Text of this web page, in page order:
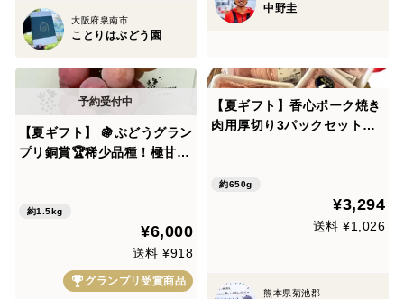
大阪府泉南市
ことりはぶどう園
中野圭
【夏ギフト】 🍇ぶどうグラン
プリ銅賞🏆稀少品種！極甘ク
約1.5kg
¥6,000
送料 ¥918
グランプリ受賞商品
【夏ギフト】香心ポーク焼き
肉用厚切り3パックセット（6
約650g
¥3,294
送料 ¥1,026
熊本県菊池郡